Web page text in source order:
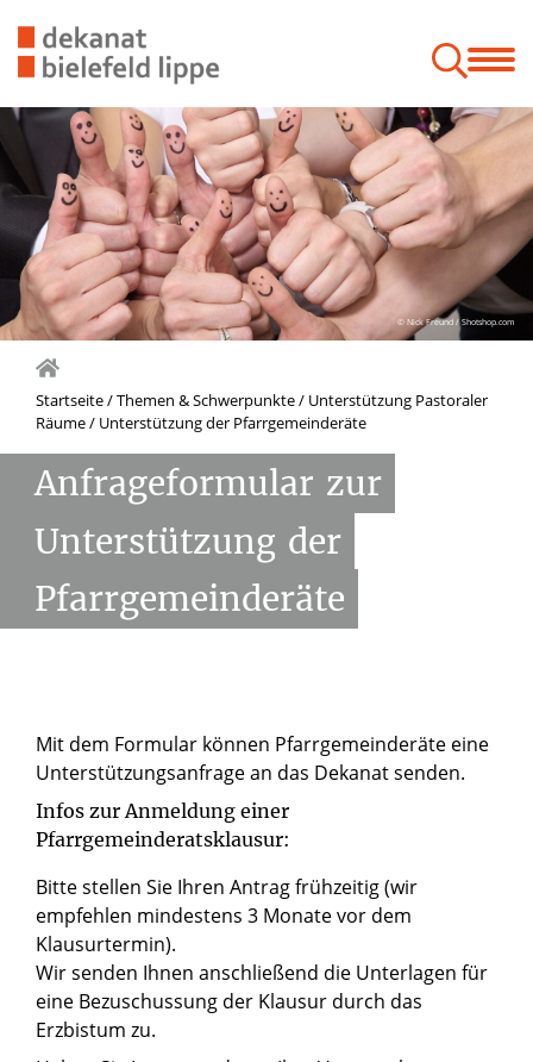
© Nick Freund / Shotshop.com
Startseite/Themen & Schwerpunkte/ Unterstützung Pastoraler
Räume/ Unterstützung der Pfarrgemeinderäte
Anfrageformular zur
Unterstützung der
Pfarrgemeinderäte
Mit dem Formular können Pfarrgemeinderäte eine
Unterstützungsanfrage an das Dekanat senden.
Infos zur Anmeldung einer
Pfarrgemeinderatsklausur:
Bitte stellen Sie Ihren Antrag frühzeitig (wir
empfehlen mindestens 3 Monate vor dem
Klausurtermin).
Wir senden Ihnen anschließend die Unterlagen für
eine Bezuschussung der Klausur durch das
Erzbistum zu.